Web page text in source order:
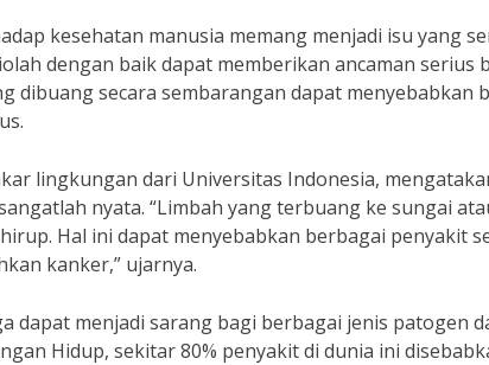
kesehatan manusia memang menjadi isu yang
dengan baik dapat memberikan ancaman
dibuang secara sembarangan dapat menyebabkan
lingkungan dari Universitas Indonesia,
nyata. “Limbah yang terbuang ke sungai
Hal ini dapat menyebabkan berbagai penyakit
kanker,” ujarnya.
dapat menjadi sarang bagi berbagai jenis patogen
Hidup, sekitar 80% penyakit di dunia ini